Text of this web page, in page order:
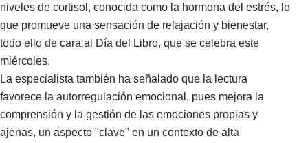
niveles de cortisol, conocida como la hormona del estrés, lo
que promueve una sensación de relajación y bienestar,
todo ello de cara al Día del Libro, que se celebra este
miércoles.
La especialista también ha señalado que la lectura
favorece la autorregulación emocional, pues mejora la
comprensión y la gestión de las emociones propias y
ajenas, un aspecto "clave" en un contexto de alta